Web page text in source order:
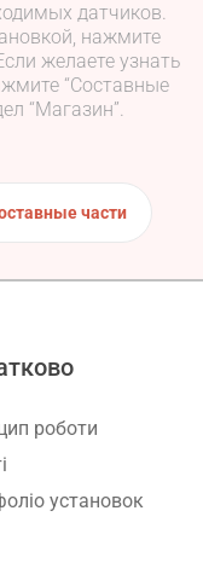
датчиков.
нажмите
желаете узнать
“Составные
“Магазин”.
части
роботи
установок